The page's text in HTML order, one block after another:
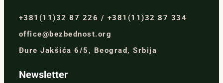
+381(11)32 87 226 / +381(11)32 87 334
office@bezbednost.org
Đure Jakšića 6/5, Beograd, Srbija
Newsletter